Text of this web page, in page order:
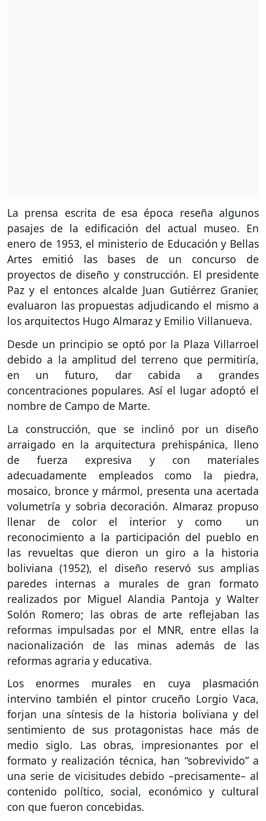
La prensa escrita de esa época reseña algunos
pasajes de la edificación del actual museo. En
enero de 1953, el ministerio de Educación y Bellas
Artes emitió las bases de un concurso de
proyectos de diseño y construcción. El presidente
Paz y el entonces alcalde Juan Gutiérrez Granier,
evaluaron las propuestas adjudicando el mismo a
los arquitectos Hugo Almaraz y Emilio Villanueva.
Desde un principio se optó por la Plaza Villarroel
debido a la amplitud del terreno que permitiría,
en un futuro, dar cabida a grandes
concentraciones populares. Así el lugar adoptó el
nombre de Campo de Marte.
La construcción, que se inclinó por un diseño
arraigado en la arquitectura prehispánica, lleno
de fuerza expresiva y con materiales
adecuadamente empleados como la piedra,
mosaico, bronce y mármol, presenta una acertada
volumetría y sobria decoración. Almaraz propuso
llenar de color el interior y como un
reconocimiento a la participación del pueblo en
las revueltas que dieron un giro a la historia
boliviana (1952), el diseño reservó sus amplias
paredes internas a murales de gran formato
realizados por Miguel Alandia Pantoja y Walter
Solón Romero; las obras de arte reflejaban las
reformas impulsadas por el MNR, entre ellas la
nacionalización de las minas además de las
reformas agraria y educativa.
Los enormes murales en cuya plasmación
intervino también el pintor cruceño Lorgio Vaca,
forjan una síntesis de la historia boliviana y del
sentimiento de sus protagonistas hace más de
medio siglo. Las obras, impresionantes por el
formato y realización técnica, han “sobrevivido” a
una serie de vicisitudes debido –precisamente– al
contenido político, social, económico y cultural
con que fueron concebidas.